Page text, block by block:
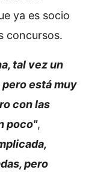
ya es socio
concursos.
tal vez un
pero está muy
con las
poco",
pero